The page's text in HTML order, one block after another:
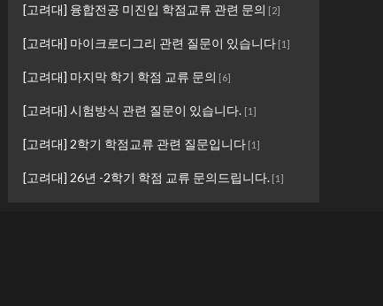
[고려대] 융합전공 미진입 학점교류 관련 문의 [2]
[고려대] 마이크로디그리 관련 질문이 있습니다[1]
[고려대] 마지막 학기 학점 교류 문의 [6]
[고려대] 시험방식 관련 질문이 있습니다. [1]
[고려대] 2학기 학점교류 관련 질문입니다[1]
[고려대] 26년 -2학기 학점 교류 문의드립니다.[1]